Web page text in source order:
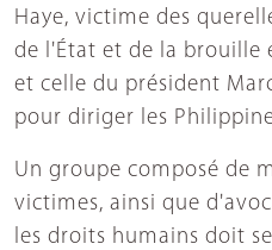
Haye, victime des
de l'État et de la brouille
et celle du président
pour diriger les
Un groupe composé de
victimes, ainsi que
les droits humains doit